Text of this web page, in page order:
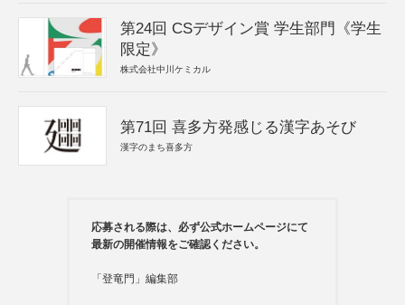
第24回 CSデザイン賞 学生部門《学生
限定》
株式会社中川ケミカル
第71回 喜多方発感じる漢字あそび
漢字のまち喜多方
応募される際は、必ず公式ホームページにて
最新の開催情報をご確認ください。
「登竜門」編集部